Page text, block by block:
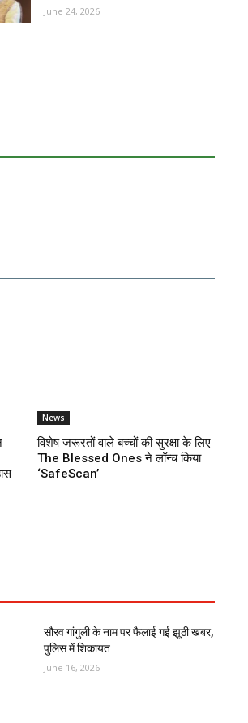
June 24, 2026
News
विशेष जरूरतों वाले बच्चों की सुरक्षा के लिए
The Blessed Ones ने लॉन्च किया
‘SafeScan’
सौरव गांगुली के नाम पर फैलाई गई झूठी खबर,
पुलिस में शिकायत
June 16, 2026